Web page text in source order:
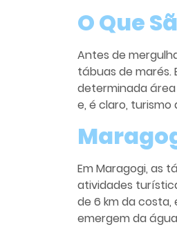
O Que
Antes de
tábuas de marés.
determinada área
e, é claro, turismo
Em Maragogi, as
atividades
de 6 km da costa,
emergem da